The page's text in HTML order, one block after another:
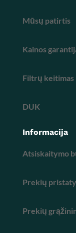
Mūsų patirtis
Kainos
Filtrų keitimas
DUK
Informacija
Atsiskaitymo
Prekių
Prekių